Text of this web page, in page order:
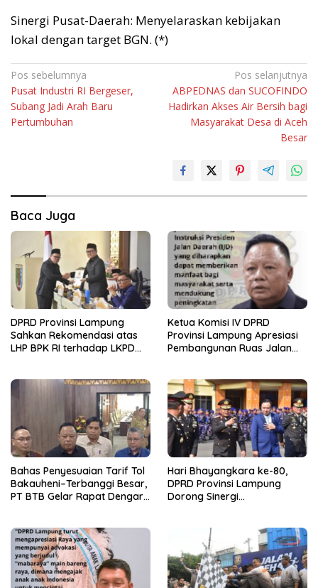
Sinergi Pusat-Daerah: Menyelaraskan kebijakan
lokal dengan target BGN. (*)
Navigasi
pos
Pos sebelumnya
Pusat Industri RI Bergeser,
Subang Jadi Arah Baru
Pertumbuhan
Pos selanjutnya
ABPEDNAS dan SUCOFINDO
Hadirkan Akses Air Bersih bagi
Masyarakat Desa di Aceh
Besar
Baca Juga
DPRD Provinsi Lampung
Sahkan Rekomendasi atas
LHP BPK RI terhadap LKPD
2025
Ketua Komisi IV DPRD
Provinsi Lampung Apresiasi
Pembangunan Ruas Jalan
Bahas Penyesuaian Tarif Tol
Bakauheni–Terbanggi Besar,
PT BTB Gelar Rapat Dengar
Hari Bhayangkara ke-80,
DPRD Provinsi Lampung
Dorong Sinergi